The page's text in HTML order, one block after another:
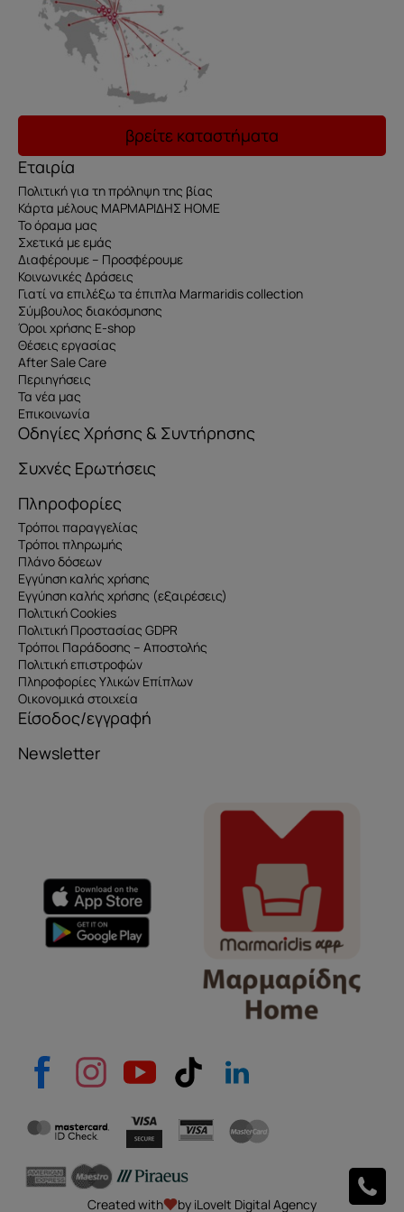
e-mail
Το μήνυμά σας
βρείτε καταστήματα
Εταιρία
Πολιτική για τη πρόληψη της βίας
Κάρτα μέλους ΜΑΡΜΑΡΙΔΗΣ HOME
Το όραμα μας
Σχετικά με εμάς
Διαφέρουμε – Προσφέρουμε
Κοινωνικές Δράσεις
Γιατί να επιλέξω τα έπιπλα Marmaridis collection
Σύμβουλος διακόσμησης
Όροι χρήσης E-shop
Θέσεις εργασίας
After Sale Care
Περιηγήσεις
Τα νέα μας
Επικοινωνία
Οδηγίες Χρήσης & Συντήρησης
Συχνές Ερωτήσεις
Πληροφορίες
Τρόποι παραγγελίας
Τρόποι πληρωμής
Πλάνο δόσεων
Εγγύηση καλής χρήσης
Εγγύηση καλής χρήσης (εξαιρέσεις)
Πολιτική Cookies
Πολιτική Προστασίας GDPR
Τρόποι Παράδοσης – Αποστολής
Πολιτική επιστροφών
Πληροφορίες Υλικών Επίπλων
Οικονομικά στοιχεία
Είσοδος/εγγραφή
Newsletter
Created with by iLoveIt Digital Agency